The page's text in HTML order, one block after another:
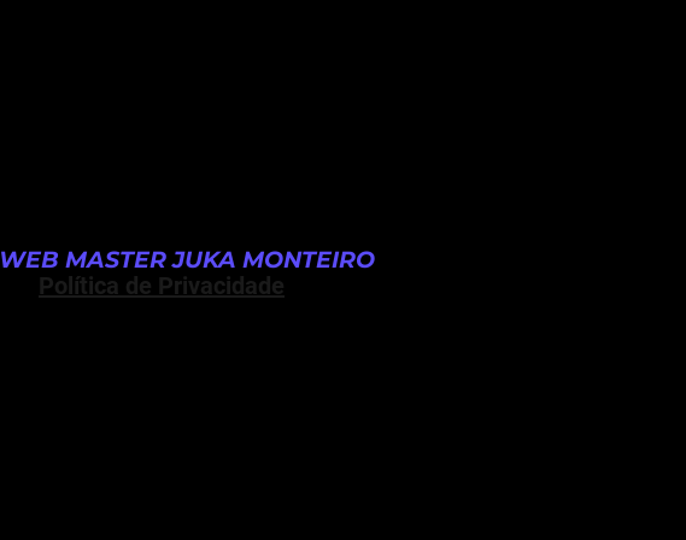
WEB MASTER JUKA MONTEIRO
Política de Privacidade